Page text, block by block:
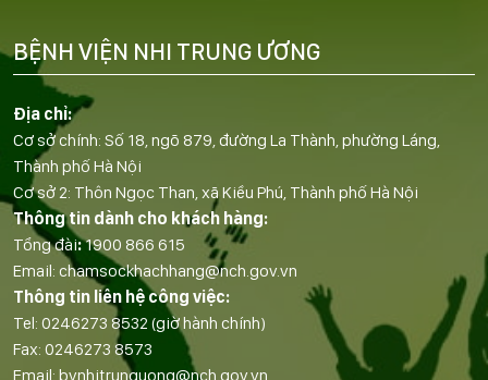
Địa chỉ:
Cơ sở chính: Số 18, ngõ 879, đường La Thành, phường Láng,
Thành phố Hà Nội
Cơ sở 2: Thôn Ngọc Than, xã Kiều Phú, Thành phố Hà Nội
Thông tin dành cho khách hàng:
Tổng đài:1900 866 615
Email: chamsockhachhang@nch.gov.vn
Thông tin liên hệ công việc:
Tel: 0246273 8532 (giờ hành chính)
Fax: 0246273 8573
Email: bvnhitrunguong@nch.gov.vn
BỆNH VIỆN NHI TRUNG ƯƠNG